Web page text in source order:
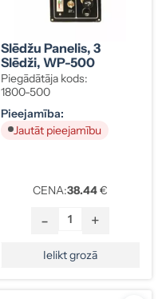
Slēdžu Panelis, 3
Slēdži, WP-500
Piegādātāja kods:
1800-500
Pieejamība:
Jautāt pieejamību
CENA:38.44€
- +
Ielikt grozā